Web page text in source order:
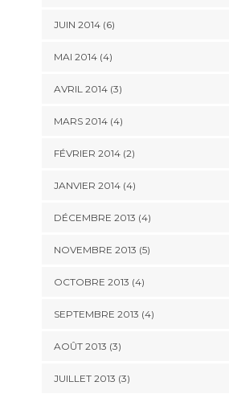
JUIN 2014(6)
MAI 2014(4)
AVRIL 2014(3)
MARS 2014(4)
FÉVRIER 2014(2)
JANVIER 2014(4)
DÉCEMBRE 2013 (4)
NOVEMBRE 2013 (5)
OCTOBRE 2013 (4)
SEPTEMBRE 2013 (4)
AOÛT 2013 (3)
JUILLET 2013 (3)